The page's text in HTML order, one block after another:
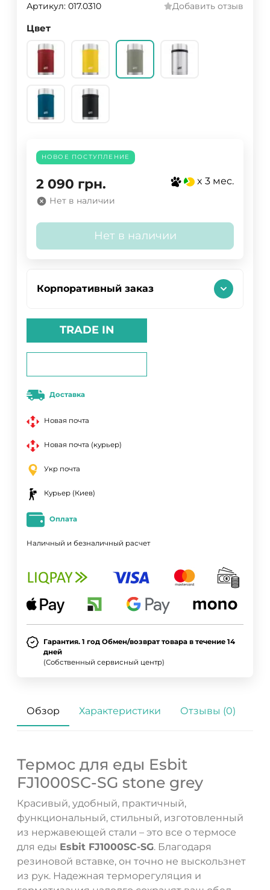
Артикул: 017.0310 Добавить отзыв
Цвет
НОВОЕ ПОСТУПЛЕНИЕ
2 090 грн. x 3 мес.
Нет в наличии
Нет в наличии
Корпоративный заказ
TRADE IN
Доставка
Новая почта
Новая почта (курьер)
Укр почта
Курьер (Киев)
Оплата
Наличный и безналичный расчет
Гарантия. 1 год Обмен/возврат товара в течение 14
дней
(Собственный сервисный центр)
Обзор Характеристики Отзывы (0)
Термос для еды Esbit
FJ1000SC-SG stone grey
Красивый, удобный, практичный,
функциональный, стильный, изготовленный
из нержавеющей стали – это все о термосе
для еды Esbit FJ1000SC-SG. Благодаря
резиновой вставке, он точно не выскользнет
из рук. Надежная терморегуляция и